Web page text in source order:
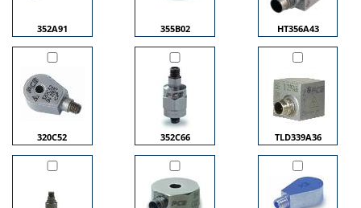
352A91 355B02 HT356A43
320C52 352C66 TLD339A36